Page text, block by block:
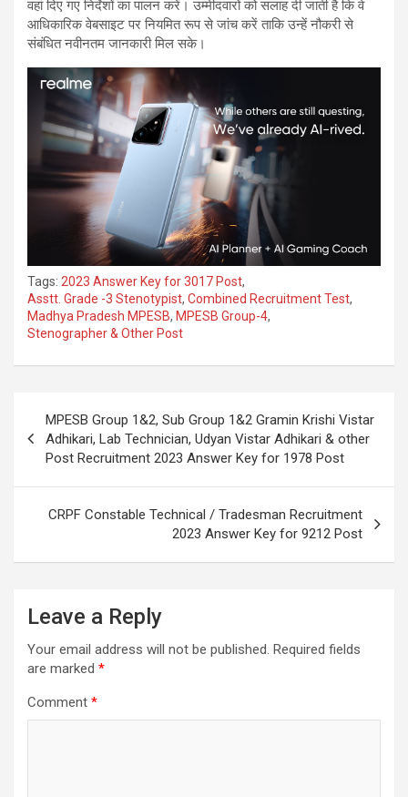
वहां दिए गए निर्देशों का पालन करें। उम्मीदवारों को सलाह दी जाती है कि वे
आधिकारिक वेबसाइट पर नियमित रूप से जांच करें ताकि उन्हें नौकरी से
संबंधित नवीनतम जानकारी मिल सके।
Tags: 2023 Answer Key for 3017 Post,
Asstt. Grade -3 Stenotypist, Combined Recruitment Test,
Madhya Pradesh MPESB, MPESB Group-4,
Stenographer & Other Post
MPESB Group 1&2, Sub Group 1&2 Gramin Krishi Vistar
Adhikari, Lab Technician, Udyan Vistar Adhikari & other
Post Recruitment 2023 Answer Key for 1978 Post
CRPF Constable Technical / Tradesman Recruitment
2023 Answer Key for 9212 Post
Leave a Reply
Your email address will not be published. Required fields
are marked *
Comment *